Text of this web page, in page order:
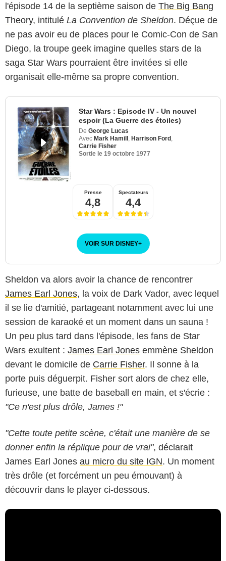
l'épisode 14 de la septième saison de The Big Bang
Theory, intitulé La Convention de Sheldon. Déçue de
ne pas avoir eu de places pour le Comic-Con de San
Diego, la troupe geek imagine quelles stars de la
saga Star Wars pourraient être invitées si elle
organisait elle-même sa propre convention.
Star Wars : Episode IV - Un nouvel
espoir (La Guerre des étoiles)
De George Lucas
Avec Mark Hamill Harrison Ford
Carrie Fisher
Sortie le 19 octobre 1977
Presse
4,8
Spectateurs
4,4
VOIR SUR DISNEY+
Sheldon va alors avoir la chance de rencontrer
James Earl Jones, la voix de Dark Vador, avec lequel
il se lie d'amitié, partageant notamment avec lui une
session de karaoké et un moment dans un sauna !
Un peu plus tard dans l'épisode, les fans de Star
Wars exultent : James Earl Jones emmène Sheldon
devant le domicile de Carrie Fisher. Il sonne à la
porte puis déguerpit. Fisher sort alors de chez elle,
furieuse, une batte de baseball en main, et s'écrie :
"Ce n'est plus drôle, James !"
"Cette toute petite scène, c'était une manière de se
donner enfin la réplique pour de vrai", déclarait
James Earl Jones au micro du site IGN. Un moment
très drôle (et forcément un peu émouvant) à
découvrir dans le player ci-dessous.